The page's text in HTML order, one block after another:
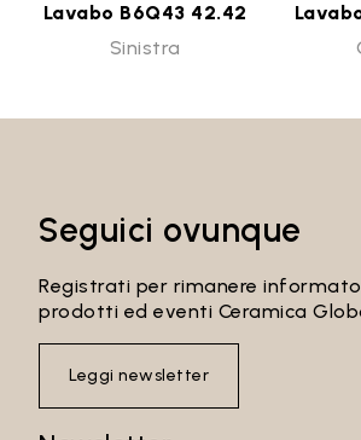
Lavabo B6Q43 42.42
Sinistra
Seguici ovunque
Registrati per rimanere
prodotti ed eventi Ceramica
Leggi newsletter